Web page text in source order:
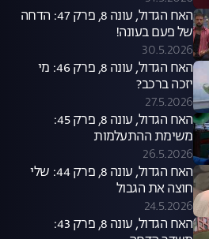
האח הגדול, עונה 8, פרק 47: הדחה
של פעם בעונה!
30.5.2026
האח הגדול, עונה 8, פרק 46: מי
יזכה ברכב?
27.5.2026
האח הגדול, עונה 8, פרק 45:
משימת ההתעלמות
26.5.2026
האח הגדול, עונה 8, פרק 44: שלי
חוצה את הגבול
24.5.2026
האח הגדול, עונה 8, פרק 43: